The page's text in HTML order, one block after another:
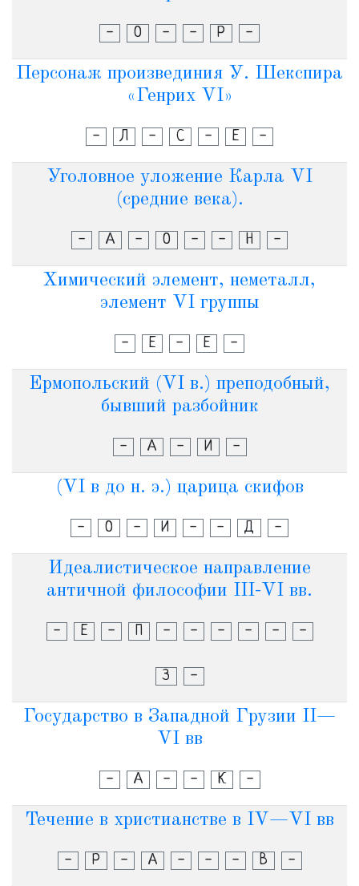
- О - - Р -
Персонаж произвединия У. Шекспира
«Генрих VI»
- Л - С - Е -
Уголовное уложение Карла VI
(средние века).
- А - О - - Н -
Химический элемент, неметалл,
элемент VI группы
- Е - Е -
Ермопольский (VI в.) преподобный,
бывший разбойник
- А - И -
(VI в до н. э.) царица скифов
- О - И - - Д -
Идеалистическое направление
античной философии III-VI вв.
- Е - П - - - - - -
З -
Государство в Западной Грузии II—
VI вв
- А - - К -
Течение в христианстве в IV—VI вв
- Р - А - - - В -